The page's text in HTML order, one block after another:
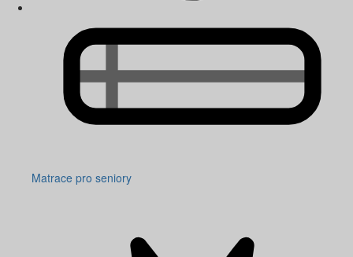
Matrace pro seniory